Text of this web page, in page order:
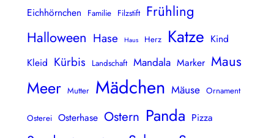
Eichhörnchen Familie Filzstift Frühling
Halloween Hase Haus Herz Katze Kind
Kleid Kürbis Landschaft Mandala Marker Maus
Meer Mutter Mädchen Mäuse Ornament
Osterei Osterhase Ostern Panda Pizza